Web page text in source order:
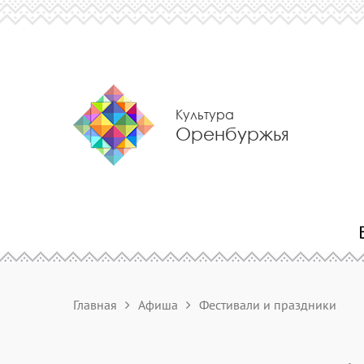
Культура
Оренбуржья
Главная Афиша Фестивали и праздники